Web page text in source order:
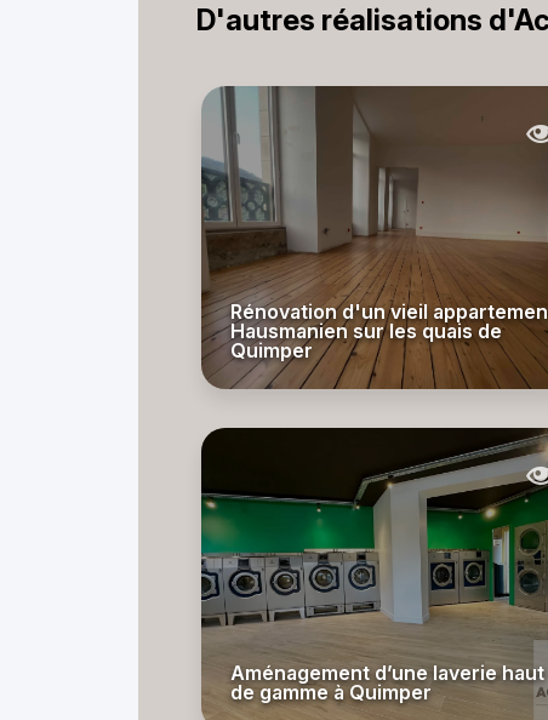
D'autres réalisations
Rénovation d'un vieil
Hausmanien sur les quais de
Quimper
Aménagement d’une laverie haut
de gamme à Quimper